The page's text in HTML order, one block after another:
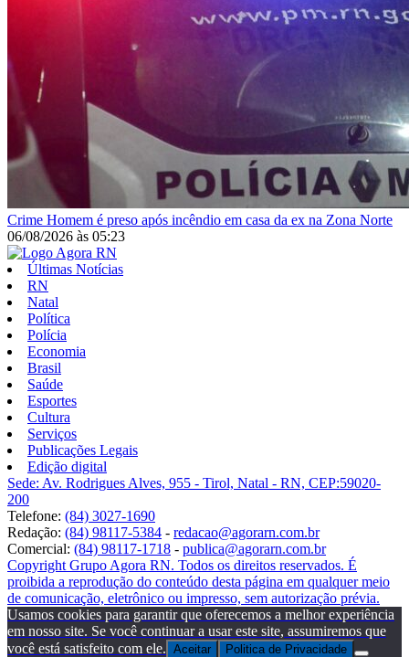
Crime Homem é preso após incêndio em casa da ex na Zona Norte
06/08/2026 às 05:23
Últimas Notícias
RN
Natal
Política
Polícia
Economia
Brasil
Saúde
Esportes
Cultura
Serviços
Publicações Legais
Edição digital
Sede: Av. Rodrigues Alves, 955 - Tirol, Natal - RN, CEP:59020-
200
Telefone: (84) 3027-1690
Redação: (84) 98117-5384 - redacao@agorarn.com.br
Comercial: (84) 98117-1718 - publica@agorarn.com.br
Copyright Grupo Agora RN. Todos os direitos reservados. É
proibida a reprodução do conteúdo desta página em qualquer meio
de comunicação, eletrônico ou impresso, sem autorização prévia.
Usamos cookies para garantir que oferecemos a melhor experiência
em nosso site. Se você continuar a usar este site, assumiremos que
você está satisfeito com ele. Aceitar Politica de Privacidade